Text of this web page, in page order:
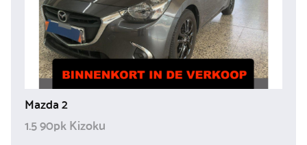
Mazda 2
1.5 90pk Kizoku